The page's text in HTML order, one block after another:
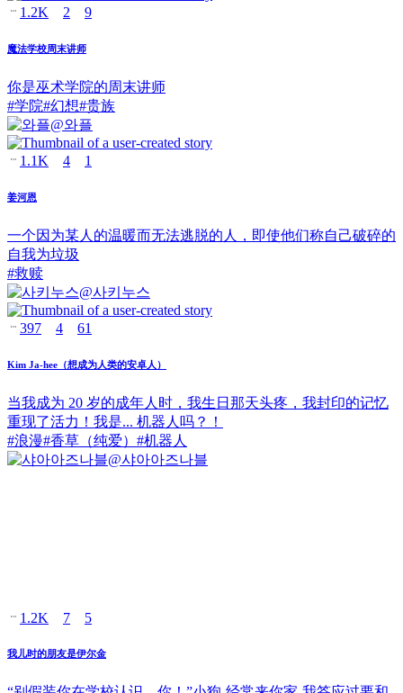
1.2K 2 9
魔法学校周末讲师
你是巫术学院的周末讲师
#学院#幻想#贵族
@와플
1.1K 4 1
姜河恩
一个因为某人的温暖而无法逃脱的人，即使他们称自己破碎的
自我为垃圾
#救赎
@사키누스
397 4 61
Kim Ja-hee（想成为人类的安卓人）
当我成为 20 岁的成年人时，我生日那天头疼，我封印的记忆
重现了活力！我是... 机器人吗？！
#浪漫#香草（纯爱） #机器人
@샤아아즈나블
1.2K 7 5
我儿时的朋友是伊尔金